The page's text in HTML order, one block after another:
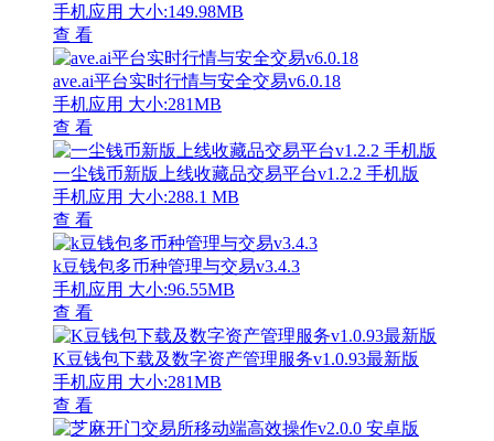
手机应用 大小:149.98MB
查 看
ave.ai平台实时行情与安全交易v6.0.18
手机应用 大小:281MB
查 看
一尘钱币新版上线收藏品交易平台v1.2.2 手机版
手机应用 大小:288.1 MB
查 看
k豆钱包多币种管理与交易v3.4.3
手机应用 大小:96.55MB
查 看
K豆钱包下载及数字资产管理服务v1.0.93最新版
手机应用 大小:281MB
查 看